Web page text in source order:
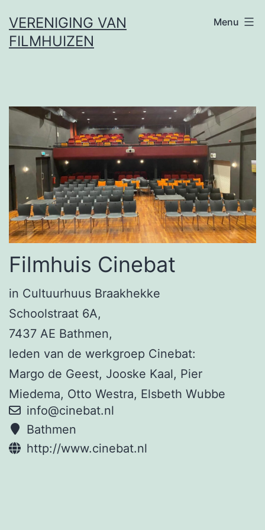
naar
de
VERENIGING VAN
FILMHUIZEN
Menu
Filmhuis Cinebat
in Cultuurhuus Braakhekke
Schoolstraat 6A,
7437 AE Bathmen,
leden van de werkgroep Cinebat:
Margo de Geest, Jooske Kaal, Pier
Miedema, Otto Westra, Elsbeth Wubbe
info@cinebat.nl
Bathmen
http://www.cinebat.nl